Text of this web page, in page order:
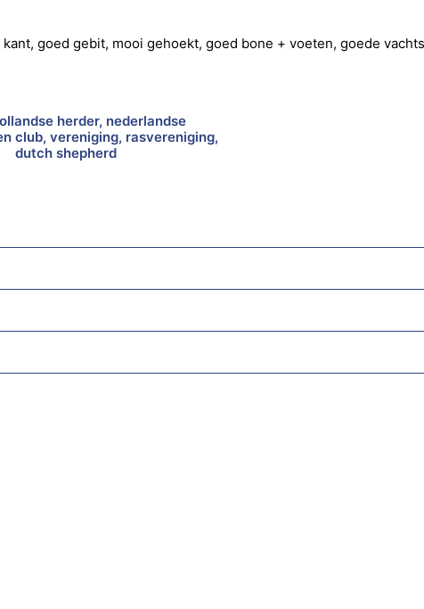
goed gebit, mooi gehoekt, goed bone + voeten, goede